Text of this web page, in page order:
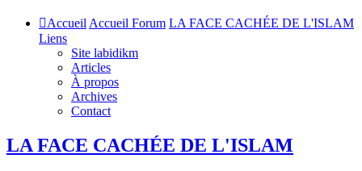
Accueil Accueil Forum LA FACE CACHÉE DE L'ISLAM
Liens
Site labidikm
Articles
À propos
Archives
Contact
LA FACE CACHÉE DE L'ISLAM